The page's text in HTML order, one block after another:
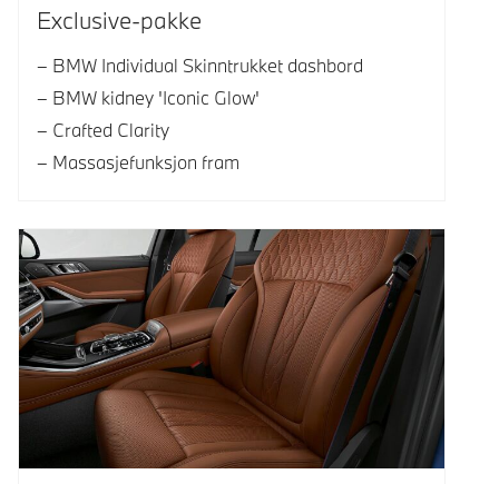
Exclusive-pakke
BMW Individual Skinntrukket dashbord
BMW kidney 'Iconic Glow'
Crafted Clarity
Massasjefunksjon fram